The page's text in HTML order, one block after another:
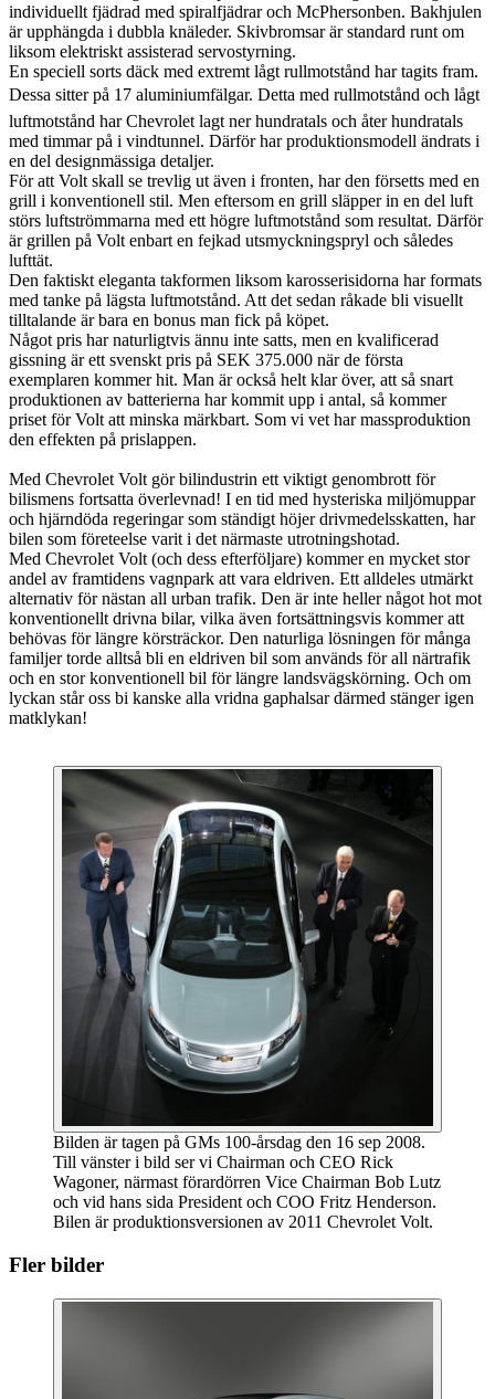
individuellt fjädrad med spiralfjädrar och McPhersonben. Bakhjulen
är upphängda i dubbla knäleder. Skivbromsar är standard runt om
liksom elektriskt assisterad servostyrning.
En speciell sorts däck med extremt lågt rullmotstånd har tagits fram.
Dessa sitter på 17 aluminiumfälgar. Detta med rullmotstånd och lågt
luftmotstånd har Chevrolet lagt ner hundratals och åter hundratals
med timmar på i vindtunnel. Därför har produktionsmodell ändrats i
en del designmässiga detaljer.
För att Volt skall se trevlig ut även i fronten, har den försetts med en
grill i konventionell stil. Men eftersom en grill släpper in en del luft
störs luftströmmarna med ett högre luftmotstånd som resultat. Därför
är grillen på Volt enbart en fejkad utsmyckningspryl och således
lufttät.
Den faktiskt eleganta takformen liksom karosserisidorna har formats
med tanke på lägsta luftmotstånd. Att det sedan råkade bli visuellt
tilltalande är bara en bonus man fick på köpet.
Något pris har naturligtvis ännu inte satts, men en kvalificerad
gissning är ett svenskt pris på SEK 375.000 när de första
exemplaren kommer hit. Man är också helt klar över, att så snart
produktionen av batterierna har kommit upp i antal, så kommer
priset för Volt att minska märkbart. Som vi vet har massproduktion
den effekten på prislappen.
Med Chevrolet Volt gör bilindustrin ett viktigt genombrott för
bilismens fortsatta överlevnad! I en tid med hysteriska miljömuppar
och hjärndöda regeringar som ständigt höjer drivmedelsskatten, har
bilen som företeelse varit i det närmaste utrotningshotad.
Med Chevrolet Volt (och dess efterföljare) kommer en mycket stor
andel av framtidens vagnpark att vara eldriven. Ett alldeles utmärkt
alternativ för nästan all urban trafik. Den är inte heller något hot mot
konventionellt drivna bilar, vilka även fortsättningsvis kommer att
behövas för längre körsträckor. Den naturliga lösningen för många
familjer torde alltså bli en eldriven bil som används för all närtrafik
och en stor konventionell bil för längre landsvägskörning. Och om
lyckan står oss bi kanske alla vridna gaphalsar därmed stänger igen
matklykan!
Bilden är tagen på GMs 100-årsdag den 16 sep 2008.
Till vänster i bild ser vi Chairman och CEO Rick
Wagoner, närmast förardörren Vice Chairman Bob Lutz
och vid hans sida President och COO Fritz Henderson.
Bilen är produktionsversionen av 2011 Chevrolet Volt.
Fler bilder